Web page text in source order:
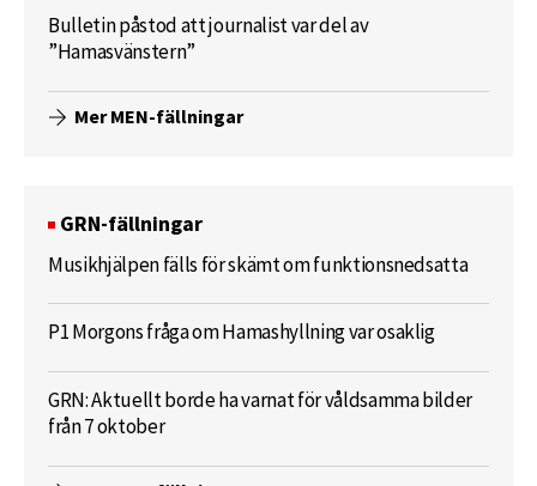
Bulletin påstod att journalist var del av
”Hamasvänstern”
Mer MEN-fällningar
GRN-fällningar
Musikhjälpen fälls för skämt om funktionsnedsatta
P1 Morgons fråga om Hamashyllning var osaklig
GRN: Aktuellt borde ha varnat för våldsamma bilder
från 7 oktober